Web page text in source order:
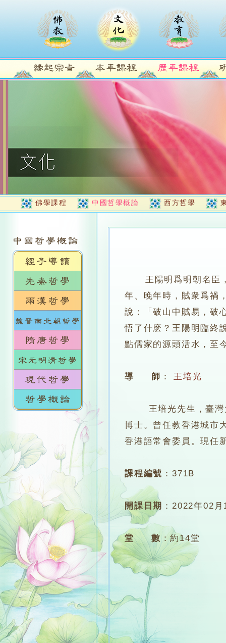
佛學課程 中國哲學概論 西方哲學
王陽明爲明朝名臣
年、晚年時，賊衆爲禍
說：「破山中賊易，破
悟了什麽？王陽明臨終
點儒家的源頭活水，至
導 師 ： 王培光
王培光先生，臺灣大
博士。曾任教香港城市
香港語常會委員。現任
課程編號 ：371B
開課日期 ：2022年02月
堂 數 ：約14堂